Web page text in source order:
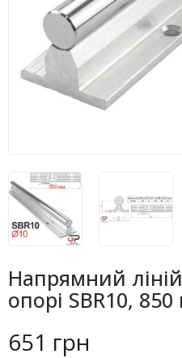
Напрямний
опорі SBR10,
651 грн